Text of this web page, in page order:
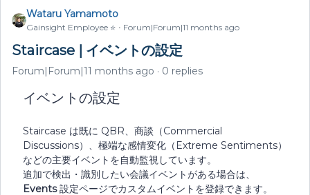
Wataru Yamamoto
Gainsight Employee ⭐️ Forum|Forum|11 months ago
Staircase | イベントの設定
Forum|Forum|11 months ago 0 replies
イベントの設定
Staircase は既に QBR、商談（Commercial
Discussions）、極端な感情変化（Extreme Sentiments）
などの主要イベントを自動監視しています。
追加で検出・識別したい会議イベントがある場合は、
Events設定ページでカスタムイベントを登録できます。